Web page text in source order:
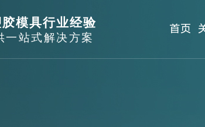
模具行业经验
一站式解决方案
首页